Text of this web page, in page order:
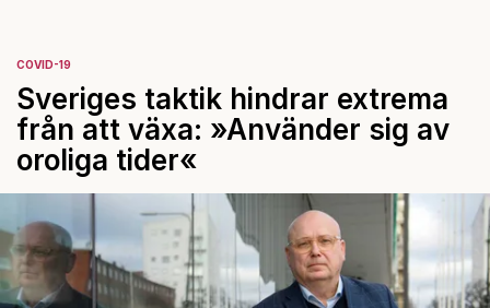
COVID-19
Sveriges taktik hindrar extrema
från att växa: »Använder sig av
oroliga tider«